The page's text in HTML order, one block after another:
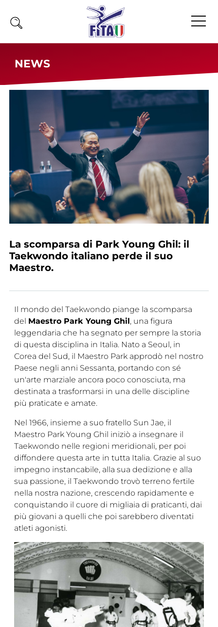
Olimpiadi
Atleti Combattimento
Atleti Poomsae e Freestyle
Atleti Parataekwondo
Competizioni
Licenze WT
Formazione
Amministrazione
Salute
Rivista Olympic Dream
Links
Mappa del sito
Photogallery
Cookie policy
Feed
Dove siamo
Federazione Trasparente
Fita HUB
NEWS
La scomparsa di Park Young Ghil: il
Taekwondo italiano perde il suo
Maestro.
Il mondo del Taekwondo piange la scomparsa
del Maestro Park Young Ghil, una figura
leggendaria che ha segnato per sempre la storia
di questa disciplina in Italia. Nato a Seoul, in
Corea del Sud, il Maestro Park approdò nel nostro
Paese negli anni Sessanta, portando con sé
un'arte marziale ancora poco conosciuta, ma
destinata a trasformarsi in una delle discipline
più praticate e amate.
Nel 1966, insieme a suo fratello Sun Jae, il
Maestro Park Young Ghil iniziò a insegnare il
Taekwondo nelle regioni meridionali, per poi
diffondere questa arte in tutta Italia. Grazie al suo
impegno instancabile, alla sua dedizione e alla
sua passione, il Taekwondo trovò terreno fertile
nella nostra nazione, crescendo rapidamente e
conquistando il cuore di migliaia di praticanti, dai
più giovani a quelli che poi sarebbero diventati
atleti agonisti.